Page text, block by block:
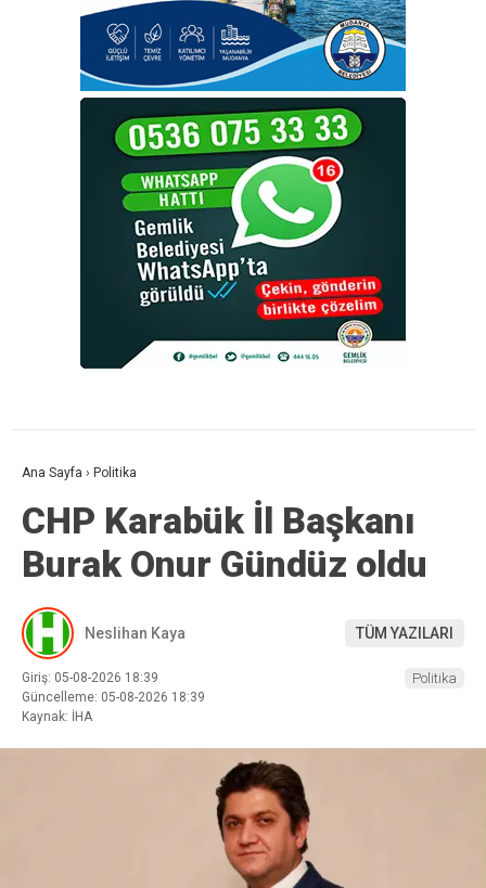
Ana Sayfa › Politika
CHP Karabük İl Başkanı
Burak Onur Gündüz oldu
Neslihan Kaya TÜM YAZILARI
Giriş: 05-08-2026 18:39
Güncelleme: 05-08-2026 18:39
Kaynak: İHA
Politika